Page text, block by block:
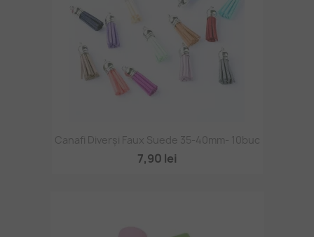
Canafi Diverși Faux Suede 35-40mm- 10buc
7,90 lei